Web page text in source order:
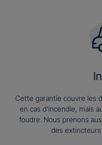
Cette garantie couvre les
en cas d’incendie, mais
foudre. Nous prenons
des